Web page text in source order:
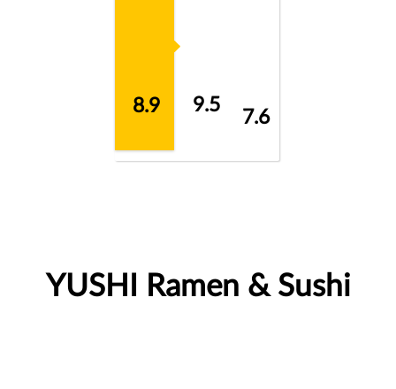
8.9 9.5
7.6
YUSHI Ramen & Sushi